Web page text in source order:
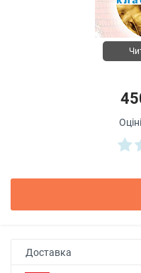
Доставка